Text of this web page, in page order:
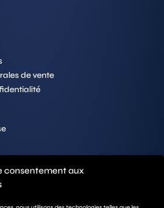
consentement aux
de vente